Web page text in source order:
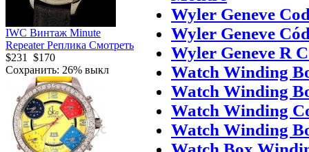
IWC Винтаж Minute
Repeater Реплика Смотреть
$231
$170
Сохранить: 26% выкл
Wyler Geneve
Wyler Geneve
Wyler Geneve R
Watch Winding
Watch Winding
Watch Winding
Watch Winding